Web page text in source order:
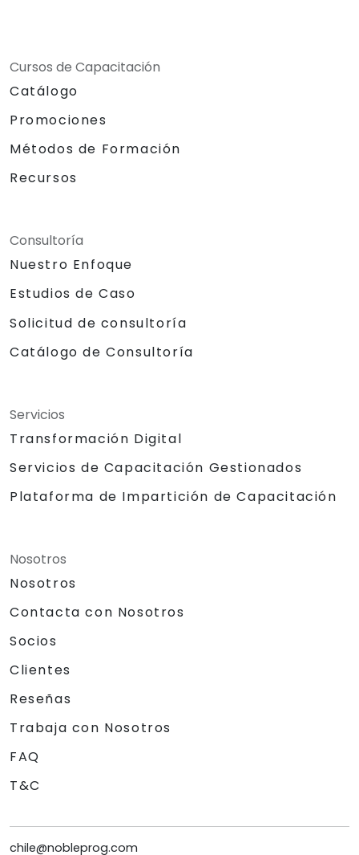
Cursos de Capacitación
Catálogo
Promociones
Métodos de Formación
Recursos
Consultoría
Nuestro Enfoque
Estudios de Caso
Solicitud de consultoría
Catálogo de Consultoría
Servicios
Transformación Digital
Servicios de Capacitación Gestionados
Plataforma de Impartición de Capacitación
Nosotros
Nosotros
Contacta con Nosotros
Socios
Clientes
Reseñas
Trabaja con Nosotros
FAQ
T&C
chile@nobleprog.com